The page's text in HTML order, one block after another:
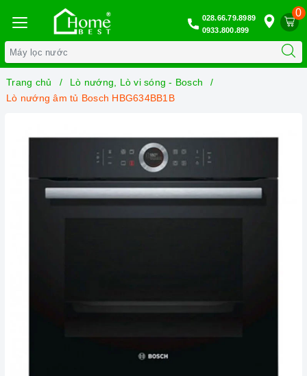
0
028.66.79.8989
0933.800.899
Trang chủ
Lò nướng, Lò vi sóng - Bosch
Lò nướng âm tủ Bosch HBG634BB1B